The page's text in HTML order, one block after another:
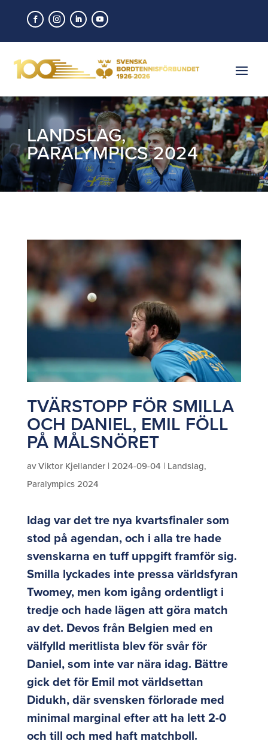
LANDSLAG,
PARALYMPICS 2024
TVÄRSTOPP FÖR SMILLA
OCH DANIEL, EMIL FÖLL
PÅ MÅLSNÖRET
avViktor Kjellander| 2024-09-04 | Landslag,
Paralympics 2024
Idag var det tre nya kvartsfinaler som
stod på agendan, och i alla tre hade
svenskarna en tuff uppgift framför sig.
Smilla lyckades inte pressa världsfyran
Twomey, men kom igång ordentligt i
tredje och hade lägen att göra match
av det. Devos från Belgien med en
välfylld meritlista blev för svår för
Daniel, som inte var nära idag. Bättre
gick det för Emil mot världsettan
Didukh, där svensken förlorade med
minimal marginal efter att ha lett 2-0
och till och med haft matchboll.